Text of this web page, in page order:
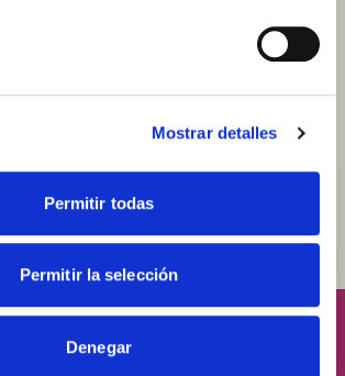
Mostrar detalles
Permitir todas
Permitir la selección
Denegar
siempre en el centro